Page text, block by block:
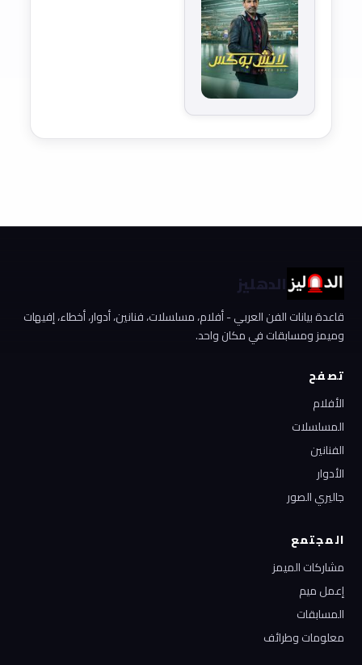
الدهليز
قاعدة بيانات الفن العربي - أفلام، مسلسلات، فنانين، أدوار، أخطاء، إفيهات
وميمز ومسابقات في مكان واحد.
تصفح
الأفلام
المسلسلات
الفنانين
الأدوار
جاليري الصور
المجتمع
مشاركات الميمز
إعمل ميم
المسابقات
معلومات وطرائف